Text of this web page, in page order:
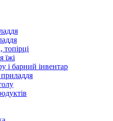
їжі
і барний інвентар